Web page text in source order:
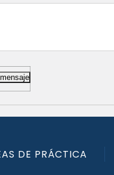
DE PRÁCTICA